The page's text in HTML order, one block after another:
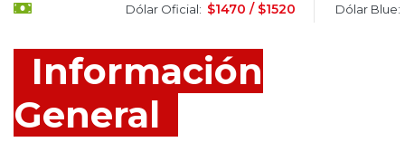
Dólar Oficial: $1470 / $1520 Dólar Blue: $1505 /
Información
General